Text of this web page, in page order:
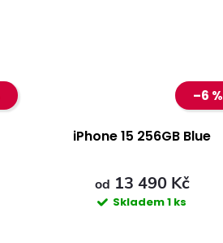
–6 %
iPhone 15 256GB Blue
od 13 490 Kč
Skladem1 ks